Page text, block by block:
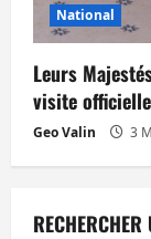
National
Leurs
visite
Geo Valin 3